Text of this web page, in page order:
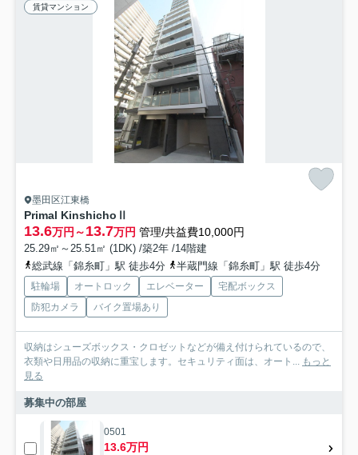
賃貸マンション
墨田区江東橋
Primal KinshichoⅡ
13.6万円～13.7万円 管理/共益費10,000円
25.29㎡～25.51㎡ (1DK) /築2年 /14階建
総武線「錦糸町」駅 徒歩4分
半蔵門線「錦糸町」駅 徒歩4分
駐輪場 オートロック エレベーター
宅配ボックス
防犯カメラ
バイク置場あり
収納はシューズボックス・クロゼットなどが備え付けられているので、
衣類や日用品の収納に重宝します。セキュリティ面は、オート... もっと
見る
募集中の部屋
0501
13.6万円